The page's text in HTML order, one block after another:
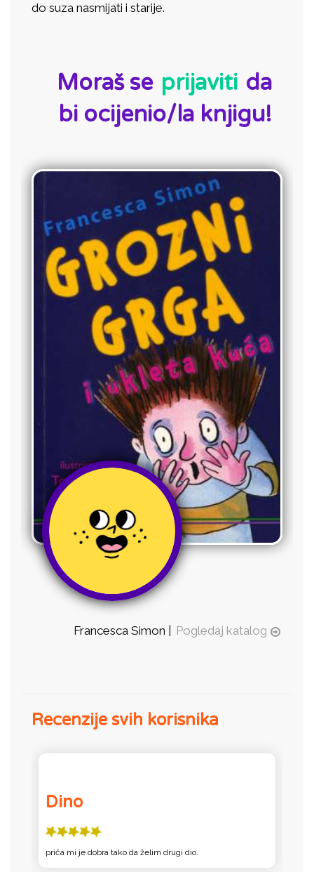
do suza nasmijati i starije.
Moraš se prijaviti da
bi ocijenio/la knjigu!
Francesca Simon | Pogledaj katalog
Recenzije svih korisnika
Dino
priča mi je dobra tako da želim drugi dio.